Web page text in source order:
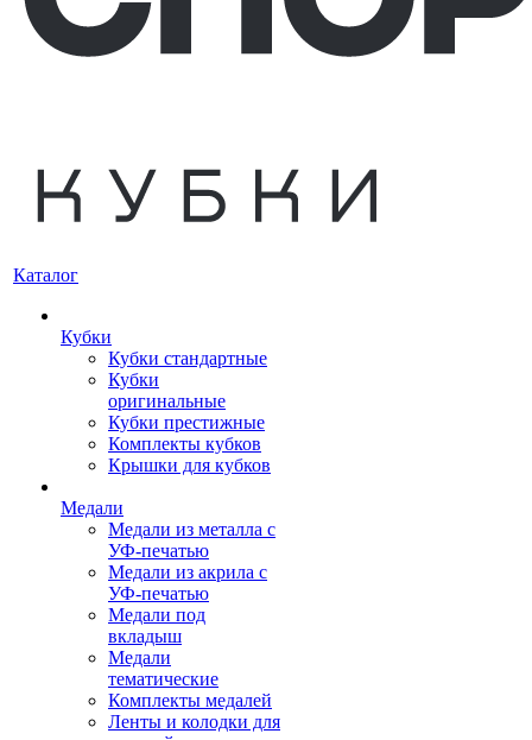
Каталог
Кубки
Кубки стандартные
Кубки
оригинальные
Кубки престижные
Комплекты кубков
Крышки для кубков
Медали
Медали из металла с
УФ-печатью
Медали из акрила с
УФ-печатью
Медали под
вкладыш
Медали
тематические
Комплекты медалей
Ленты и колодки для